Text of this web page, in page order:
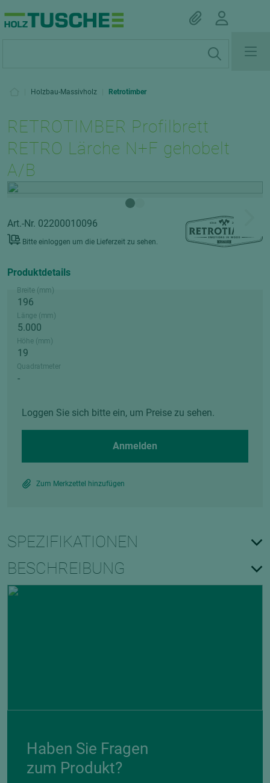
Holzbau-Massivholz Retrotimber
RETROTIMBER Profilbrett
RETRO Lärche N+F gehobelt
A/B
Art.-Nr. 02200010096
Bitte einloggen um die Lieferzeit zu sehen.
Produktdetails
Breite (mm)
Länge (mm)
Höhe (mm)
Quadratmeter
Loggen Sie sich bitte ein, um Preise zu sehen.
Anmelden
Zum Merkzettel hinzufügen
SPEZIFIKATIONEN
BESCHREIBUNG
Haben Sie Fragen
zum Produkt?